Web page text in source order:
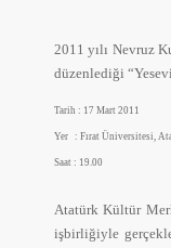
2011 yılı Nevruz
düzenlediği
Tarih : 17 Mart 2011
Yer : Fırat Üniversitesi,
Saat : 19.00
Atatürk Kültür
işbirliğiyle